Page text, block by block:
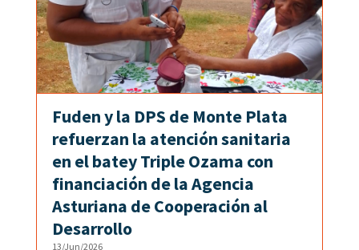
Fuden y la DPS de Monte Plata
refuerzan la atención sanitaria
en el batey Triple Ozama con
financiación de la Agencia
Asturiana de Cooperación al
Desarrollo
13/Jun/2026